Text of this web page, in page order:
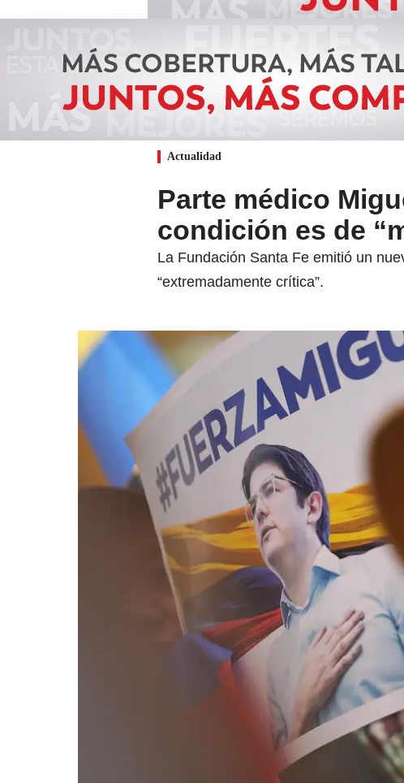
Actualidad
Parte médico
condición es de
La Fundación Santa Fe emitió un
“extremadamente crítica”.